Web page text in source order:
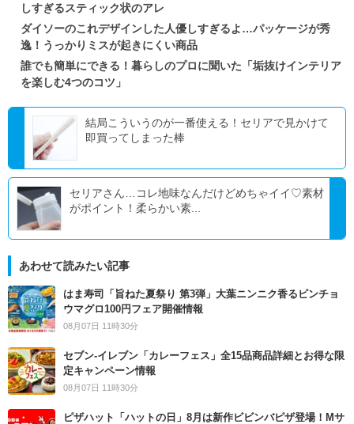
しすぎるスティック状のアレ
ダイソーのこれデザインした人優しすぎるよ…パッケージが秀
逸！うっかりミスが起きにくい商品
誰でも簡単にできる！暮らしのプロに聞いた「垢抜けインテリア
を楽しむ4つのコツ」
結局こういうのが一番使える！セリアで見かけて
即買ってしまった棒
セリアさん…コレ地味なんだけどめちゃイイ♡素材
がポイント！柔らかい素...
あわせて読みたい記事
はま寿司「旨ねた夏祭り 第3弾」大葉ニンニク香るビンチョ
ウマグロ100円フェア開催情報
08月07日 11時30分
セブン‐イレブン「カレーフェス」全15品商品詳細とお得な限
定キャンペーン情報
08月07日 11時30分
ピザハット「ハットの日」8月は新作ビビンバピザ登場！Mサ